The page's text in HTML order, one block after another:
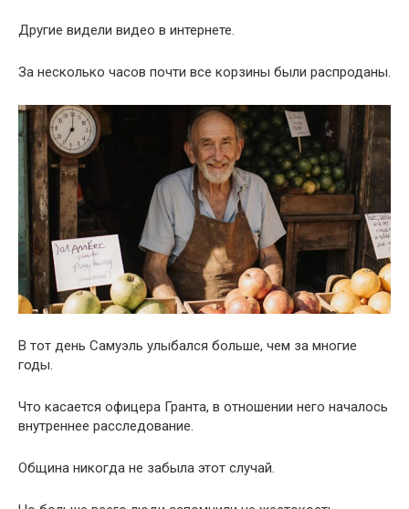
Другие видели видео в интернете.
За несколько часов почти все корзины были распроданы.
В тот день Самуэль улыбался больше, чем за многие
годы.
Что касается офицера Гранта, в отношении него началось
внутреннее расследование.
Община никогда не забыла этот случай.